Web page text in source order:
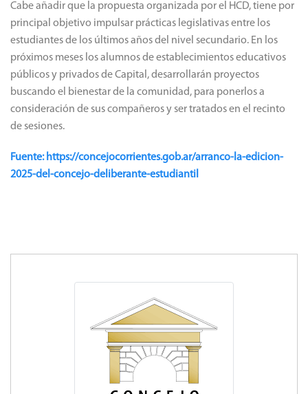
Cabe añadir que la propuesta organizada por el HCD, tiene por
principal objetivo impulsar prácticas legislativas entre los
estudiantes de los últimos años del nivel secundario. En los
próximos meses los alumnos de establecimientos educativos
públicos y privados de Capital, desarrollarán proyectos
buscando el bienestar de la comunidad, para ponerlos a
consideración de sus compañeros y ser tratados en el recinto
de sesiones.
Fuente: https://concejocorrientes.gob.ar/arranco-la-edicion-
2025-del-concejo-deliberante-estudiantil